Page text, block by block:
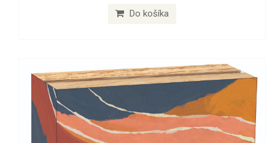
Do košíka